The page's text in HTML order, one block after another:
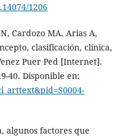
1206
Cardozo MA, Arias A,
clasificación, clínica,
Puer Ped [Internet].
40. Disponible en:
algunos factores que